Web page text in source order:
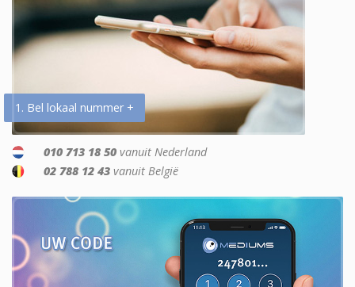
1. Bel lokaal nummer +
010 713 18 50 vanuit Nederland
02 788 12 43 vanuit België